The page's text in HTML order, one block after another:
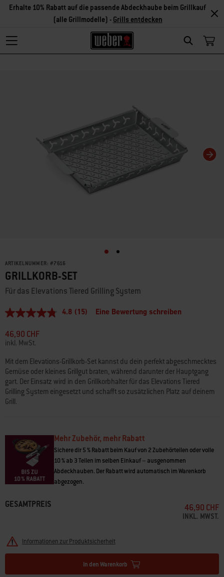
Search
Erhalte 10% Rabatt auf die passende Abdeckhaube beim Grillkauf
(alle Grillmodelle) - Grills entdecken
ARTIKELNUMMER: #7616
GRILLKORB-SET
Für das Elevations Tiered Grilling System
4.8
5
Sternen,
durchschnittlicher
Bewertungswert.
Read
15
Reviews.
Link
zur
gleichen
4.8 (15) Eine Bewertung schreiben
46,90 CHF
inkl. MwSt.
Mit dem Elevations-Grillkorb-Set kannst du dein perfekt abgeschmecktes
Gemüse oder kleines Grillgut braten, während darunter der Hauptgang
gart. Der Einsatz wird in den Grillkorbhalter für das Elevations Tiered
Grilling System eingesetzt und schafft so zusätzlichen Platz auf deinem
Grill.
Mehr Zubehör, mehr Rabatt
Sichere dir 5 % Rabatt beim Kauf von 2 Zubehörteilen oder volle
10 % ab 3 Teilen im selben Einkauf – ausgenommen
Abdeckhauben. Der Rabatt wird automatisch im Warenkorb
abgezogen.
GESAMTPREIS 46,90 CHF
INKL. MWST.
Informationen zur Produktsicherheit
In den Warenkorb